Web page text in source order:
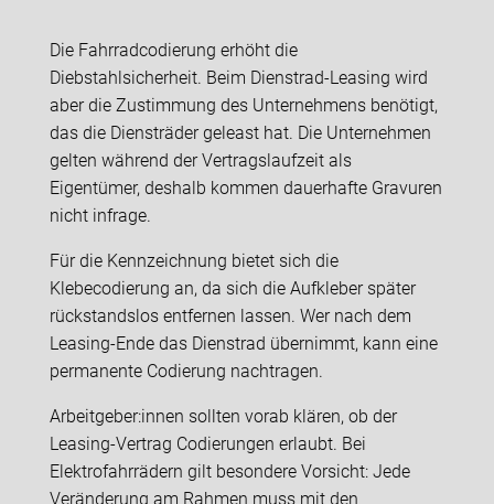
Die Fahrradcodierung erhöht die
Diebstahlsicherheit. Beim Dienstrad-Leasing wird
aber die Zustimmung des Unternehmens benötigt,
das die Diensträder geleast hat. Die Unternehmen
gelten während der Vertragslaufzeit als
Eigentümer, deshalb kommen dauerhafte Gravuren
nicht infrage.
Für die Kennzeichnung bietet sich die
Klebecodierung an, da sich die Aufkleber später
rückstandslos entfernen lassen. Wer nach dem
Leasing-Ende das Dienstrad übernimmt, kann eine
permanente Codierung nachtragen.
Arbeitgeber:innen sollten vorab klären, ob der
Leasing-Vertrag Codierungen erlaubt. Bei
Elektrofahrrädern gilt besondere Vorsicht: Jede
Veränderung am Rahmen muss mit den